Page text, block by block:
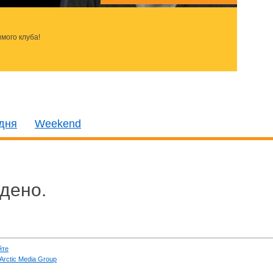
клуба!
Weekend
Arctic Media Group